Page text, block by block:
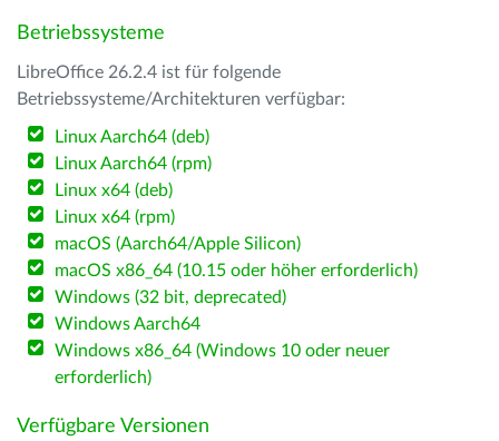
Betriebssysteme
LibreOffice 26.2.4 ist für folgende
Betriebssysteme/Architekturen verfügbar:
Linux Aarch64 (deb)
Linux Aarch64 (rpm)
Linux x64 (deb)
Linux x64 (rpm)
macOS (Aarch64/Apple Silicon)
macOS x86_64 (10.15 oder höher erforderlich)
Windows (32 bit, deprecated)
Windows Aarch64
Windows x86_64 (Windows 10 oder neuer
erforderlich)
Verfügbare Versionen